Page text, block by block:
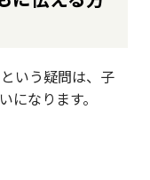
いう疑問は、子
になります。